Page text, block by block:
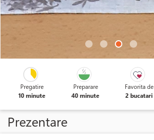
Pregatire
10 minute
Preparare
40 minute
Favorita de
2 bucatari
Prezentare